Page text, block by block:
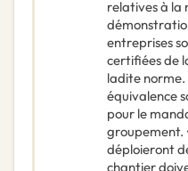
relatives à la
entreprises
certifiées de
ladite norme.
équivalence
pour le
groupement.
déploieront
chantier